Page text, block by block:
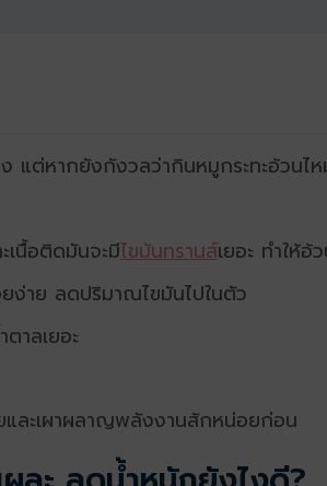
แต่หากยังกังวลว่ากินหมูกระทะอ้วนไ
เนื้อติดมันจะมีไขมันทรานส์เยอะ ทำให้อ้
ง่าย ลดปริมาณไขมันไปในตัว
าลเยอะ
และเผาผลาญพลังงานสักหน่อยก่อน